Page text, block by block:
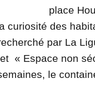
place
curiosité des
par La
« Espace non
le